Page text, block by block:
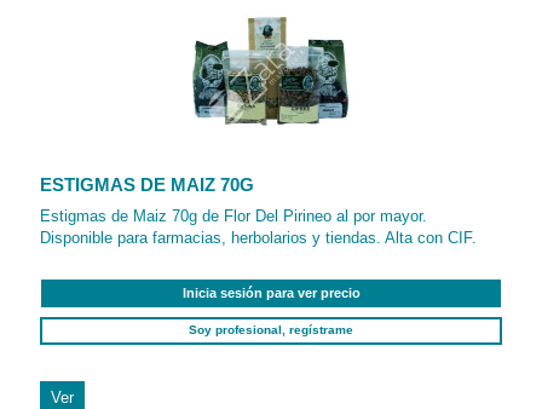
ESTIGMAS DE MAIZ 70G
Estigmas de Maiz 70g de Flor Del Pirineo al por mayor.
Disponible para farmacias, herbolarios y tiendas. Alta con CIF.
Inicia sesión para ver precio
Soy profesional, regístrame
Ver